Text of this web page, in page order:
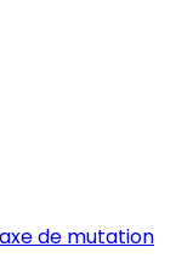
de mutation